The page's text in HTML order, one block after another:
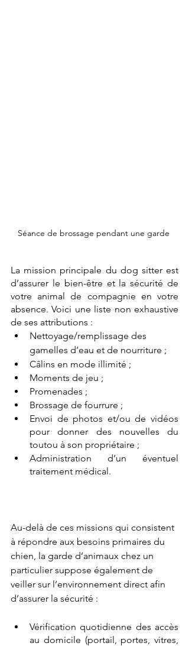
Séance de brossage pendant une garde
La mission principale du dog sitter est
d’assurer le bien-être et la sécurité de
votre animal de compagnie en votre
absence. Voici une liste non exhaustive
de ses attributions :
Nettoyage/remplissage des
gamelles d’eau et de nourriture ;
Câlins en mode illimité ;
Moments de jeu ;
Promenades ;
Brossage de fourrure ;
Envoi de photos et/ou de vidéos
pour donner des nouvelles du
toutou à son propriétaire ;
Administration d’un éventuel
traitement médical.
Au-delà de ces missions qui consistent
à répondre aux besoins primaires du
chien, la garde d’animaux chez un
particulier suppose également de
veiller sur l’environnement direct afin
d’assurer la sécurité :
Vérification quotidienne des accès
au domicile (portail, portes, vitres,